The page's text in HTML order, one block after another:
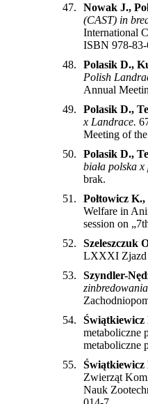
47.
Nowak J.,
(CAST) in
International
ISBN 978-
48.
Polasik D.,
Polish
Annual
49.
Polasik D.,
x Landrace.
Meeting of
50.
Polasik D.,
biała polska x
brak.
51.
Połtowicz
Welfare in
session on
52.
Szeleszczuk
LXXXI Zjazd
53.
Szyndler-
54.
Świątkiewicz
metaboliczne
metaboliczne
55.
Zwierząt
Nauk